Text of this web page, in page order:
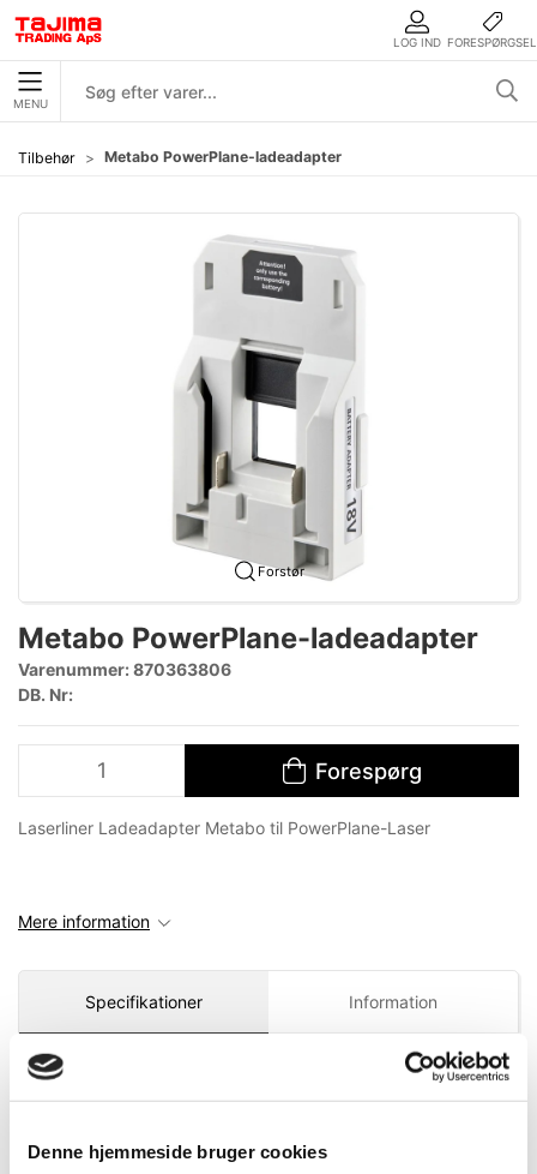
Denne hjemmeside bruger cookies
LOG IND FORESPØRGSEL
MENU
Tilbehør Metabo PowerPlane-ladeadapter
Forstør
Metabo PowerPlane-ladeadapter
Varenummer:870363806
DB. Nr:
Forespørg
Laserliner Ladeadapter Metabo til PowerPlane-Laser
Mere information
Specifikationer Information